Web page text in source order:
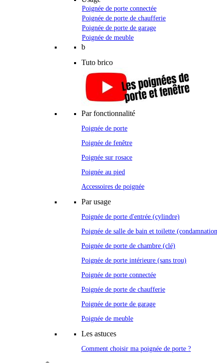
Poignée de porte connectée
Poignée de porte de chaufferie
Poignée de porte de garage
Poignée de meuble
b
Tuto brico
Par fonctionnalité
Poignée de porte
Poignée de fenêtre
Poignée sur rosace
Poignée au pied
Accessoires de poignée
Par usage
Poignée de porte d'entrée (cylindre)
Poignée de salle de bain et toilette
Poignée de porte de chambre (clé)
Poignée de porte intérieure (sans trou)
Poignée de porte connectée
Poignée de porte de chaufferie
Poignée de porte de garage
Poignée de meuble
Les astuces
Comment choisir ma poignée de porte ?